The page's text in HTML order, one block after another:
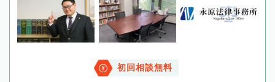
初回相談無料